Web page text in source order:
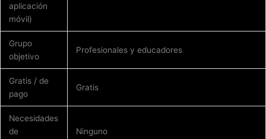
aplicación
móvil)
Grupo
objetivo
Profesionales y educadores
Gratis / de
pago
Gratis
Necesidades
de
Ninguno